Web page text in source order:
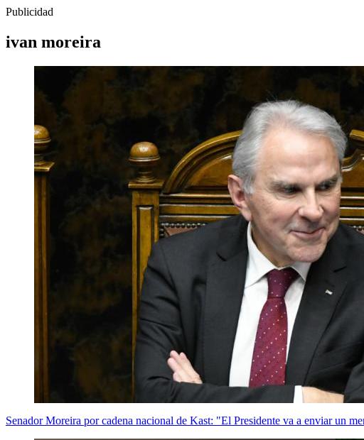
Publicidad
ivan moreira
Senador Moreira por cadena nacional de Kast: "El Presidente va a enviar un